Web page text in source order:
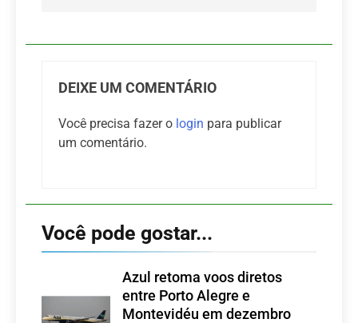
DEIXE UM COMENTÁRIO
Você precisa fazer o login para publicar
um comentário.
Você pode gostar...
Azul retoma voos diretos
entre Porto Alegre e
Montevidéu em dezembro